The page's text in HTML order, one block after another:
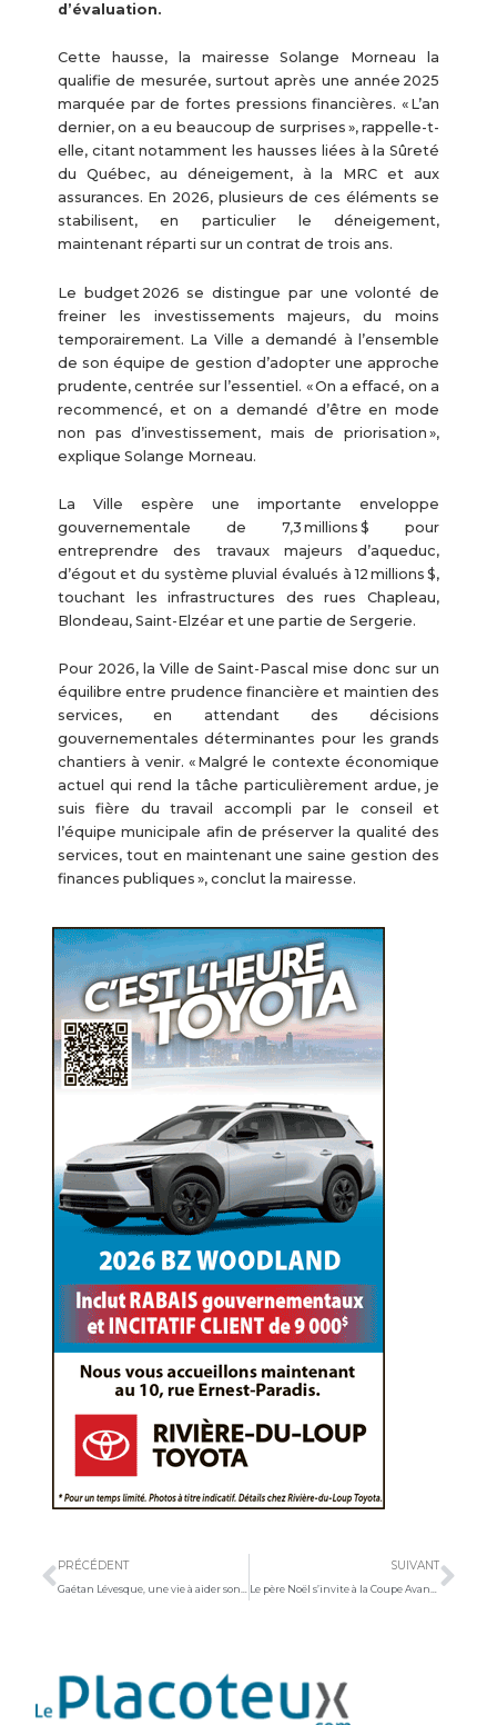
d’évaluation.
Cette hausse, la mairesse Solange Morneau la
qualifie de mesurée, surtout après une année 2025
marquée par de fortes pressions financières. « L’an
dernier, on a eu beaucoup de surprises », rappelle-t-
elle, citant notamment les hausses liées à la Sûreté
du Québec, au déneigement, à la MRC et aux
assurances. En 2026, plusieurs de ces éléments se
stabilisent, en particulier le déneigement,
maintenant réparti sur un contrat de trois ans.
Le budget 2026 se distingue par une volonté de
freiner les investissements majeurs, du moins
temporairement. La Ville a demandé à l’ensemble
de son équipe de gestion d’adopter une approche
prudente, centrée sur l’essentiel. « On a effacé, on a
recommencé, et on a demandé d’être en mode
non pas d’investissement, mais de priorisation »,
explique Solange Morneau.
La Ville espère une importante enveloppe
gouvernementale de 7,3 millions $ pour
entreprendre des travaux majeurs d’aqueduc,
d’égout et du système pluvial évalués à 12 millions $,
touchant les infrastructures des rues Chapleau,
Blondeau, Saint-Elzéar et une partie de Sergerie.
Pour 2026, la Ville de Saint-Pascal mise donc sur un
équilibre entre prudence financière et maintien des
services, en attendant des décisions
gouvernementales déterminantes pour les grands
chantiers à venir. « Malgré le contexte économique
actuel qui rend la tâche particulièrement ardue, je
suis fière du travail accompli par le conseil et
l’équipe municipale afin de préserver la qualité des
services, tout en maintenant une saine gestion des
finances publiques », conclut la mairesse.
PRÉCÉDENT SUIVANT